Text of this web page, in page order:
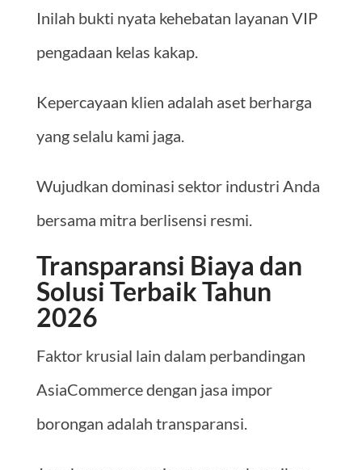
Inilah bukti nyata kehebatan layanan VIP
pengadaan kelas kakap.
Kepercayaan klien adalah aset berharga
yang selalu kami jaga.
Wujudkan dominasi sektor industri Anda
bersama mitra berlisensi resmi.
Transparansi Biaya dan
Solusi Terbaik Tahun
2026
Faktor krusial lain dalam perbandingan
AsiaCommerce dengan jasa impor
borongan adalah transparansi.